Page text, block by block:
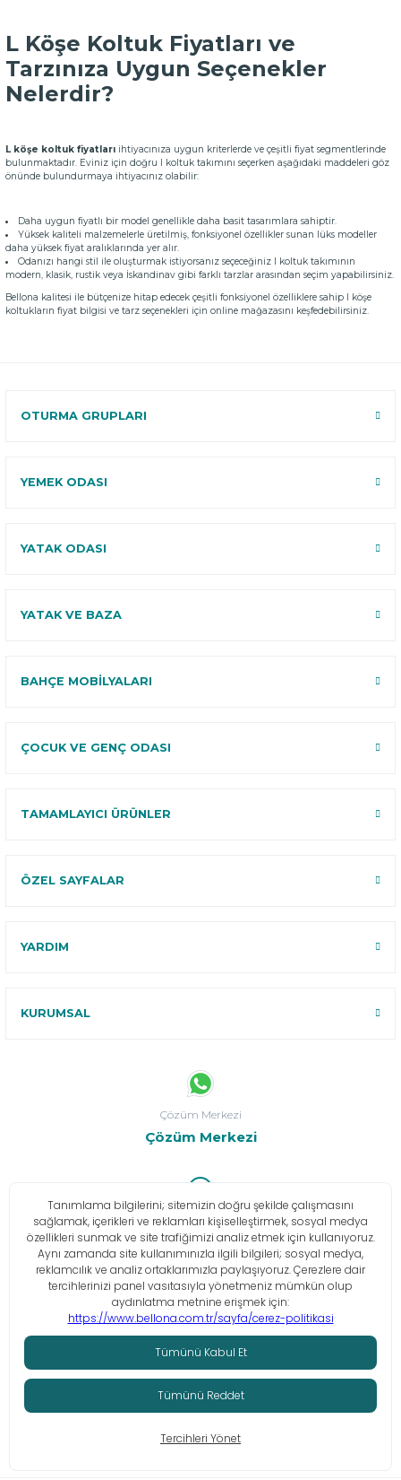
L Köşe Koltuk Fiyatları ve
Tarzınıza Uygun Seçenekler
Nelerdir?
L köşe koltuk fiyatları ihtiyacınıza uygun kriterlerde ve çeşitli fiyat segmentlerinde
bulunmaktadır. Eviniz için doğru l koltuk takımını seçerken aşağıdaki maddeleri göz
önünde bulundurmaya ihtiyacınız olabilir:
Daha uygun fiyatlı bir model genellikle daha basit tasarımlara sahiptir.
Yüksek kaliteli malzemelerle üretilmiş, fonksiyonel özellikler sunan lüks modeller
daha yüksek fiyat aralıklarında yer alır.
Odanızı hangi stil ile oluşturmak istiyorsanız seçeceğiniz l koltuk takımının
modern, klasik, rustik veya İskandinav gibi farklı tarzlar arasından seçim yapabilirsiniz.
Bellona kalitesi ile bütçenize hitap edecek çeşitli fonksiyonel özelliklere sahip l köşe
koltukların fiyat bilgisi ve tarz seçenekleri için online mağazasını keşfedebilirsiniz.
OTURMA GRUPLARI
YEMEK ODASI
YATAK ODASI
YATAK VE BAZA
BAHÇE MOBİLYALARI
ÇOCUK VE GENÇ ODASI
TAMAMLAYICI ÜRÜNLER
ÖZEL SAYFALAR
YARDIM
KURUMSAL
Çözüm Merkezi
Çözüm Merkezi
Bize Buradan Ulaşın
İletişim Bilgileri